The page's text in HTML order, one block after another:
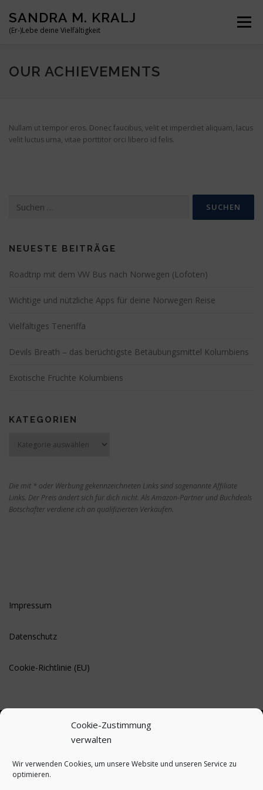
Cookie-Zustimmung
verwalten
Wir verwenden Cookies, um unsere Website und unseren Service zu
optimieren.
Inhalt
springen
SANDRA M. KRALJ
(Er-)Lebe deine Vielfältigkeit
Menü
HOME ÜBER MICH MEINE BÜCHER
OUR ACHIEVEMENTS
Nullam ut tempor eros. Donec faucibus, velit et imperdiet aliquam, lacus
velit luctus urna, vitae porttitor orci libero id felis.
nach:
NEUESTE BEITRÄGE
Roadtrip mit dem VW Bus nach Norwegen (Lofoten)
Wichtige und nützliche Apps für deine Norwegen Reise
Vielfältiges Teneriffa
Devils Breath – das berüchtigste Betäubungsmittel Kolumbiens
Exotische Früchte Kolumbiens
KATEGORIEN
Die mit * oder Werbung gekennzeichneten Links sind sogenannte Affiliate
Links. Der Preis ändert sich für dich nicht. Als Amazon-Partner und Buchdeals
Botschafter verdiene ich an qualifizierten Verkäufen.
Impressum
Datenschutz
Cookie-Richtlinie (EU)